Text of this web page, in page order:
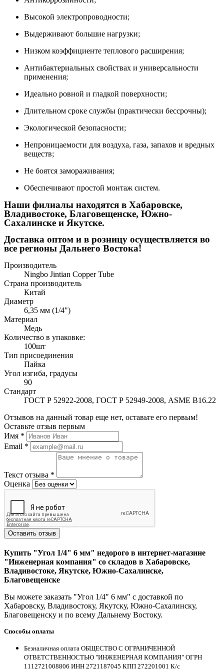
Высокой электропроводности;
Выдерживают большие нагрузки;
Низком коэффициенте теплового расширения;
Антибактериальных свойствах и универсальности
применения;
Идеально ровной и гладкой поверхности;
Длительном сроке службы (практически бессрочны);
Экологической безопасности;
Непроницаемости для воздуха, газа, запахов и вредных
веществ;
Не боятся замораживания;
Обеспечивают простой монтаж систем.
Наши филиалы находятся в Хабаровске,
Владивостоке, Благовещенске, Южно-
Сахалинске и Якутске.
Доставка оптом и в розницу осуществляется во
все регионы Дальнего Востока!
Производитель
Ningbo Jintian Copper Tube
Страна производитель
Китай
Диаметр
6,35 мм (1/4")
Материал
Медь
Количество в упаковке:
100шт
Тип присоединения
Пайка
Угол изгиба, градусы
90
Стандарт
ГОСТ Р 52922-2008, ГОСТ Р 52949-2008, ASME B16.22
Отзывов на данный товар еще нет, оставьте его первым!
Оставьте отзыв первым
Имя *
Email *
Текст отзыва *
Оценка
Оставить отзыв
Купить "Угол 1/4" 6 мм" недорого в интернет-магазине
"Инженерная компания" со складов в Хабаровске,
Владивостоке, Якутске, Южно-Сахалинске,
Благовещенске
Вы можете заказать "Угол 1/4" 6 мм" с доставкой по
Хабаровску, Владивостоку, Якутску, Южно-Сахалинску,
Благовещенску и по всему Дальнему Востоку.
Способы оплаты
Безналичная оплата ОБЩЕСТВО С ОГРАНИЧЕННОЙ
ОТВЕТСТВЕННОСТЬЮ "ИНЖЕНЕРНАЯ КОМПАНИЯ" ОГРН
1112721008806 ИНН 2721187045 КПП 272201001 К/с